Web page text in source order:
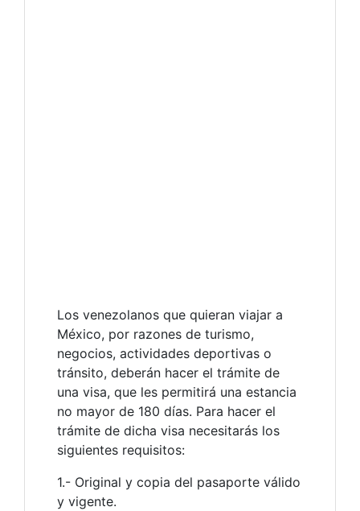
Los venezolanos que quieran viajar a
México, por razones de turismo,
negocios, actividades deportivas o
tránsito, deberán hacer el trámite de
una visa, que les permitirá una estancia
no mayor de 180 días. Para hacer el
trámite de dicha visa necesitarás los
siguientes requisitos:
1.- Original y copia del pasaporte válido
y vigente.